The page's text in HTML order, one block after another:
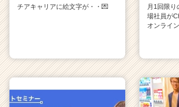
チアキャリアに絵文字が・・💌
月1回限り
場社員が
オンライ